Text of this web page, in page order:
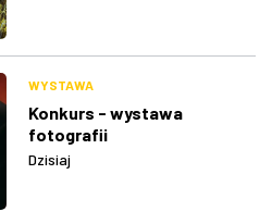
WYSTAWA
Konkurs - wystawa
fotografii
Dzisiaj